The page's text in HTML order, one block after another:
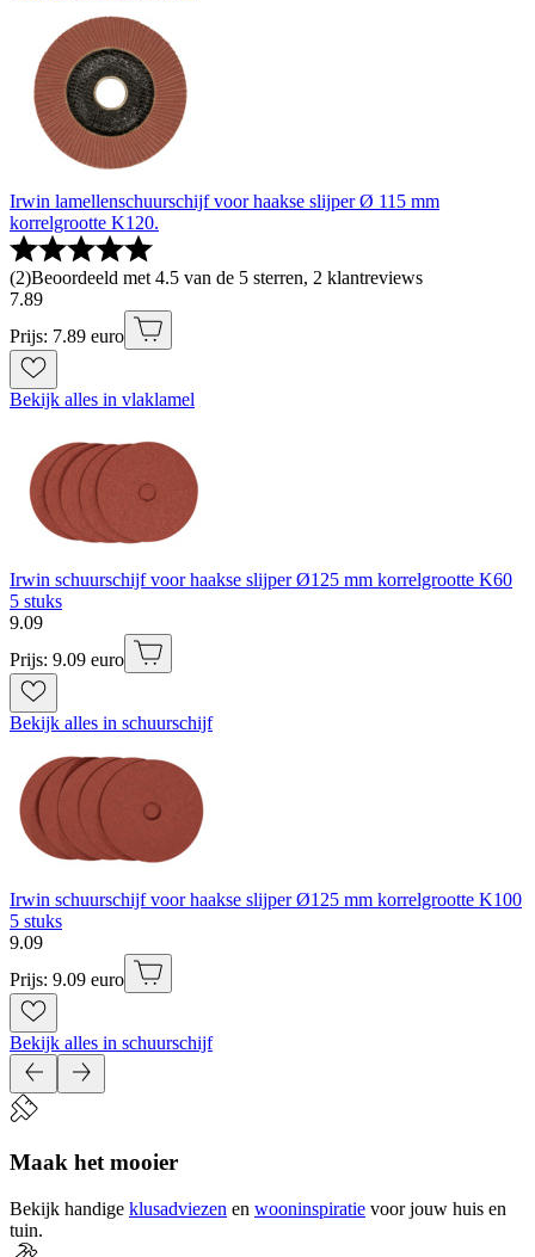
Irwin lamellenschuurschijf voor haakse slijper Ø 115 mm
korrelgrootte K120.
(2)Beoordeeld met 4.5 van de 5 sterren, 2 klantreviews
7.89
Prijs: 7.89 euro
Bekijk alles in vlaklamel
Irwin schuurschijf voor haakse slijper Ø125 mm korrelgrootte K60
5 stuks
9.09
Prijs: 9.09 euro
Bekijk alles in schuurschijf
Irwin schuurschijf voor haakse slijper Ø125 mm korrelgrootte K100
5 stuks
9.09
Prijs: 9.09 euro
Bekijk alles in schuurschijf
Maak het mooier
Bekijk handige klusadviezen en wooninspiratie voor jouw huis en
tuin.